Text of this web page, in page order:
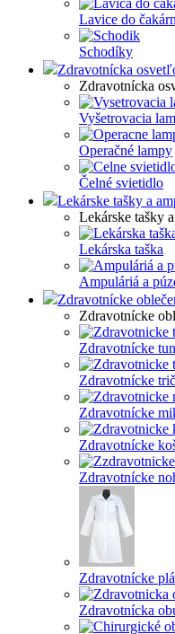
Lavice do
Schodíky
Zdravotnícka
Zdravotnícka
Vyšetrovacia
Operačné lampy
Čelné svietidlo
Lekárske tašky a
Lekárske tašky
Lekárska taška
Ampuláriá a
Zdravotnícke
Zdravotnícke
Zdravotnícke
Zdravotnícke
Zdravotnícke
Zdravotnícke
Zdravotnícke
Zdravotnícke
Zdravotnícka